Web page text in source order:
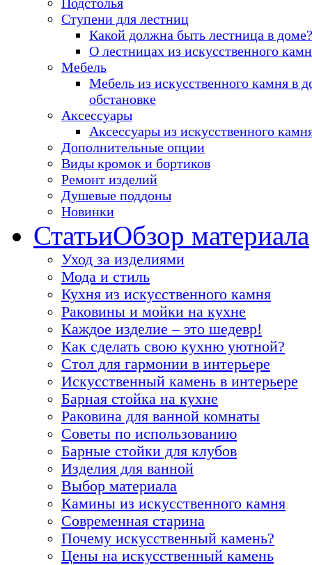
Ступени для лестниц
Какой должна быть лестница в доме?
О лестницах из искусственного
Мебель
Мебель из искусственного камня в
обстановке
Аксессуары
Аксессуары из искусственного
Дополнительные опции
Виды кромок и бортиков
Ремонт изделий
Душевые поддоны
Новинки
СтатьиОбзор материала
Уход за изделиями
Мода и стиль
Кухня из искусственного камня
Раковины и мойки на кухне
Каждое изделие – это шедевр!
Как сделать свою кухню уютной?
Стол для гармонии в интерьере
Искусственный камень в интерьере
Барная стойка на кухне
Раковина для ванной комнаты
Советы по использованию
Барные стойки для клубов
Изделия для ванной
Выбор материала
Камины из искусственного камня
Современная старина
Почему искусственный камень?
Цены на искусственный камень